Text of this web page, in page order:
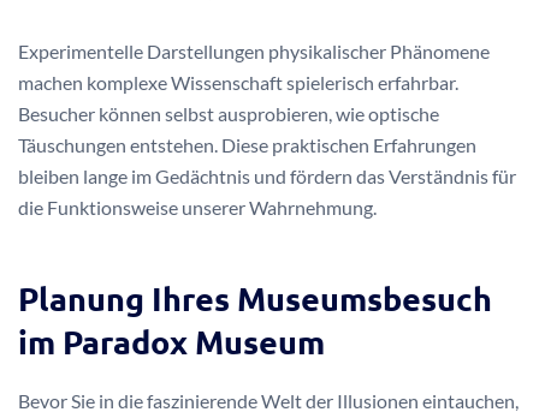
Experimentelle Darstellungen physikalischer Phänomene
machen komplexe Wissenschaft spielerisch erfahrbar.
Besucher können selbst ausprobieren, wie optische
Täuschungen entstehen. Diese praktischen Erfahrungen
bleiben lange im Gedächtnis und fördern das Verständnis für
die Funktionsweise unserer Wahrnehmung.
Planung Ihres Museumsbesuch
im Paradox Museum
Bevor Sie in die faszinierende Welt der Illusionen eintauchen,